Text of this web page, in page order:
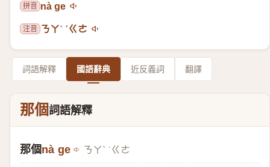
拼音 nà ge
注音 ㄋㄚˋ ˙ㄍㄜ
詞語解釋 國語辭典 近反義詞 翻譯
那個詞語解釋
那個nà ge ㄋㄚˋ ˙ㄍㄜ